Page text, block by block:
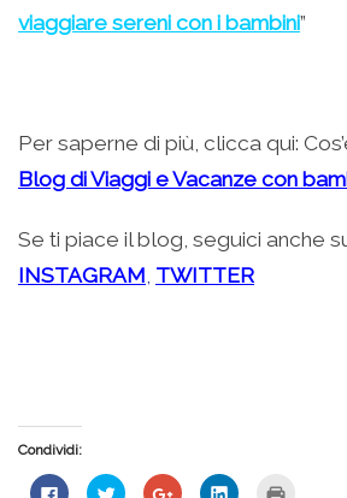
viaggiare sereni con i bambini”
Per saperne di più, clicca qui:
Blog di Viaggi e Vacanze con
Se ti piace il blog, seguici anche
INSTAGRAM TWITTER
Condividi:
Fai Fai Fai Fai